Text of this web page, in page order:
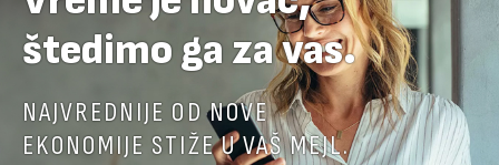
štedimo ga za vas.
NAJVREDNIJE OD NOVE
EKONOMIJE STIŽE U VAŠ MEJL.